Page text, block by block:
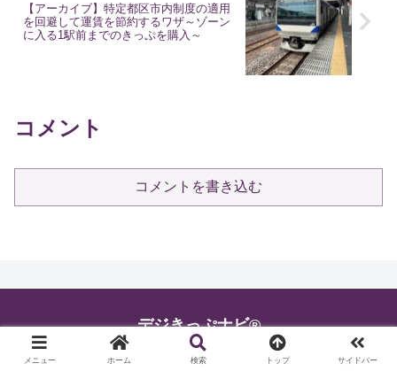
【アーカイブ】特定都区市内制度の適用
を回避して運賃を節約するワザ～ゾーン
に入る1駅前までのきっぷを購入～
コメント
コメントを書き込む
デジきっぷナビ®
All about Railway Digital Tickets
メニュー ホーム 検索 トップ サイドバー